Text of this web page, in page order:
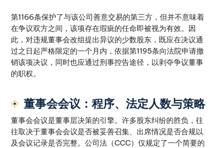
第1166条保护了与该公司善意交易的第三方，但并不意味着
在争议双方之间，该项存在瑕疵的任命即被视为有效。因
此，对违规董事会改组提出异议的少数股东，既应在决议通
过之日起严格限定的一个月内，依据第1195条向法院申请撤
销该项决议，同时也应通过刑事控告途径，以剥夺争议董事
的职权。
董事会会议：程序、法定人数与策略
董事会会议是董事层决策的引擎。许多股东纠纷的胜负，往
往取决于董事会会议是否被妥善召集、出席情况是否合规以
及会议记录是否完整。公司法（CCC）仅规定了一个简要的